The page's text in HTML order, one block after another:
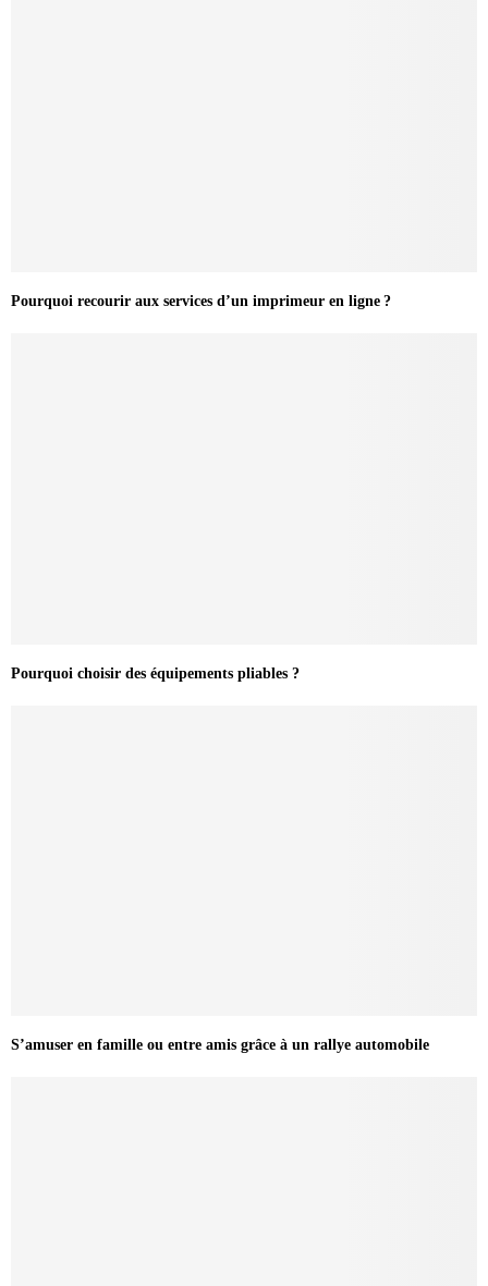
Pourquoi recourir aux services d’un imprimeur en ligne ?
Pourquoi choisir des équipements pliables ?
S’amuser en famille ou entre amis grâce à un rallye automobile